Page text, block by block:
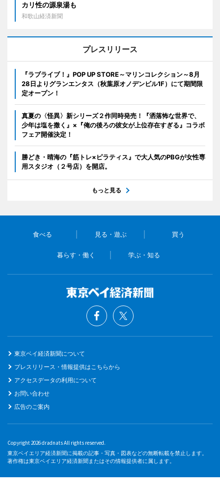
カリ性の源泉湯も
和歌山経済新聞
プレスリリース
『ラブライブ！』POP UP STORE～マリンコレクション～8月
28日よりグランエンタス（秋葉原オノデンビル1F）にて期間限
定オープン！
真夏の〈怪異〉新シリーズ２作同時発売！『洒落怖な世界で、
少年は塩を撒く』×『俺の後ろの彼女が上位存在すぎる』コラボ
フェア開催決定！
勝どき・晴海の『筋トレ×ピラティス』で大人気のPBGが女性専
用スタジオ（２号店）を開店。
もっと見る
食べる 見る・遊ぶ 買う
暮らす・働く 学ぶ・知る
東京ベイ経済新聞について
プレスリリース・情報提供はこちらから
アクセスデータの利用について
お問い合わせ
広告のご案内
Copyright 2026 dradnats All rights reserved.
東京ベイエリア経済新聞に掲載の記事・写真・図表などの無断転載を禁止します。
著作権は東京ベイエリア経済新聞またはその情報提供者に属します。